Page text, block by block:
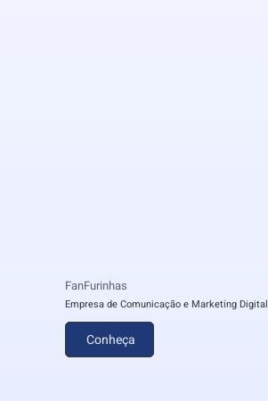
FanFurinhas
Empresa de Comunicação e Marketing Digital
Conheça